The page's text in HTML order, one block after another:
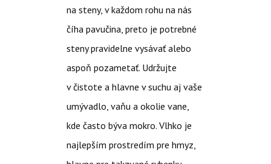
na steny, v každom rohu na nás
číha pavučina, preto je potrebné
steny pravidelne vysávať alebo
aspoň pozametať. Udržujte
v čistote a hlavne v suchu aj vaše
umývadlo, vaňu a okolie vane,
kde často býva mokro. Vlhko je
najlepším prostredím pre hmyz,